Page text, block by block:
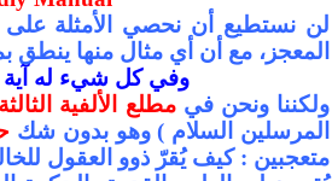
لن نستطيع أن نحصي الأمثلة على
المعجز، مع أن أي مثال منها
وفي كل شيء له آية
ولكننا ونحن فيمطلع الألفية الثالثة
المرسلين السلام )وهو بدون شك
متعجبين : كيف يُقرّ ذوو العقول